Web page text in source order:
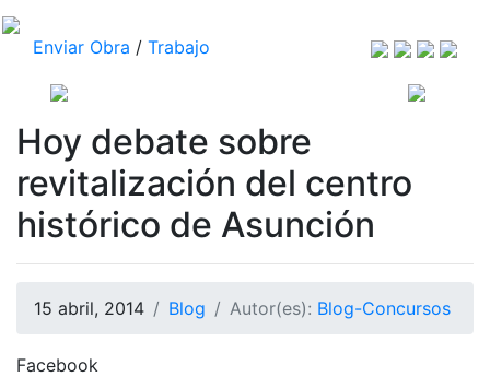
Enviar Obra / Trabajo
Hoy debate sobre
revitalización del centro
histórico de Asunción
15 abril, 2014 Blog Autor(es): Blog-Concursos
Facebook